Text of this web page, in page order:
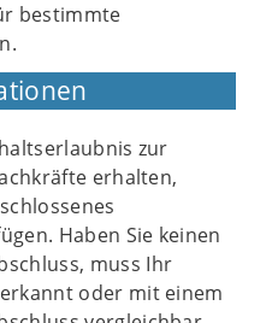
bestimmte
zur
erhalten,
Haben Sie keinen
muss Ihr
oder mit einem